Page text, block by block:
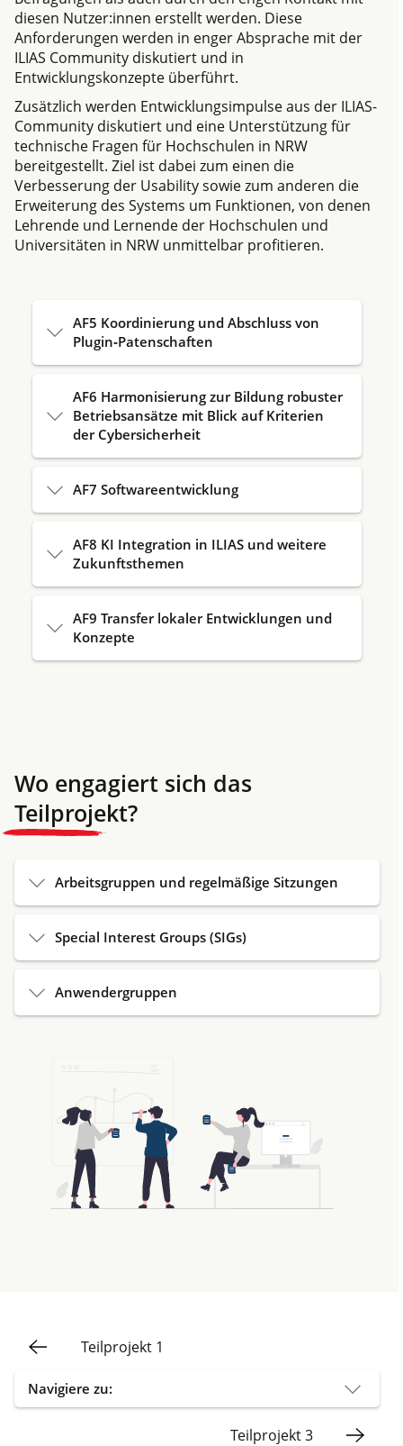
diesen Nutzer:innen erstellt werden. Diese
Anforderungen werden in enger Absprache mit der
ILIAS Community diskutiert und in
Entwicklungskonzepte überführt.
Zusätzlich werden Entwicklungsimpulse aus der ILIAS-
Community diskutiert und eine Unterstützung für
technische Fragen für Hochschulen in NRW
bereitgestellt. Ziel ist dabei zum einen die
Verbesserung der Usability sowie zum anderen die
Erweiterung des Systems um Funktionen, von denen
Lehrende und Lernende der Hochschulen und
Universitäten in NRW unmittelbar profitieren.
AF5 Koordinierung und Abschluss von
Plugin‐Patenschaften
AF6 Harmonisierung zur Bildung robuster
Betriebsansätze mit Blick auf Kriterien
der Cybersicherheit
AF7 Softwareentwicklung
AF8 KI Integration in ILIAS und weitere
Zukunftsthemen
AF9 Transfer lokaler Entwicklungen und
Konzepte
Wo engagiert sich das
Teilprojekt?
Arbeitsgruppen und regelmäßige Sitzungen
Special Interest Groups (SIGs)
Anwendergruppen
Teilprojekt 1
Navigiere zu:
Teilprojekt 3